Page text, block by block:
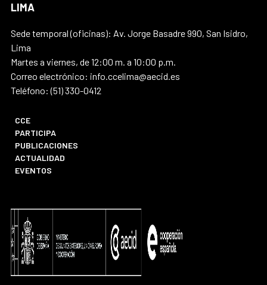
LIMA
Sede temporal (oficinas): Av. Jorge Basadre 990, San Isidro,
Lima
Martes a viernes, de 12:00 m. a 10:00 p.m.
Correo electrónico: info.ccelima@aecid.es
Teléfono: (51) 330-0412
CCE
PARTICIPA
PUBLICACIONES
ACTUALIDAD
EVENTOS